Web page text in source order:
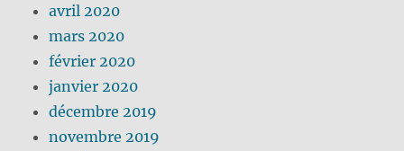
avril 2020
mars 2020
février 2020
janvier 2020
décembre 2019
novembre 2019